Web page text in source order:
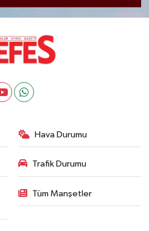
Hava Durumu
Trafik Durumu
Tüm Manşetler